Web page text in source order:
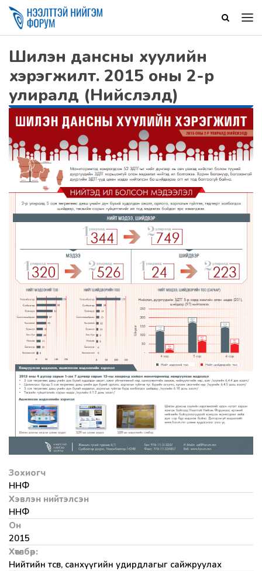
Шилэн дансны хуулийн
хэрэгжилт. 2015 оны 2-р
улиралд (Нийслэлд)
Зохиогч
ННФ
Хэвлэн нийтэлсэн
ННФ
Он
2015
Хөтөлбөр:
Нийтийн төсөв, санхүүгийн удирдлагыг сайжруулах